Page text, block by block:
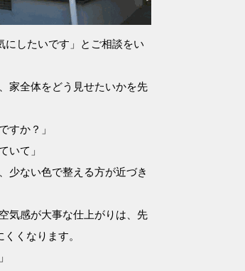
したいです」とご相談をい
家全体をどう見せたいかを先
すか？」
いて」
少ない色で整える方が近づき
気感が大事な仕上がりは、先
くなります。